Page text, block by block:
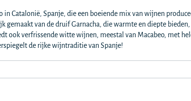
in Catalonië, Spanje, die een boeiende mix van wijnen
gemaakt van de druif Garnacha, die warmte en diepte
ook verfrissende witte wijnen, meestal van Macabeo, met
de rijke wijntraditie van Spanje!